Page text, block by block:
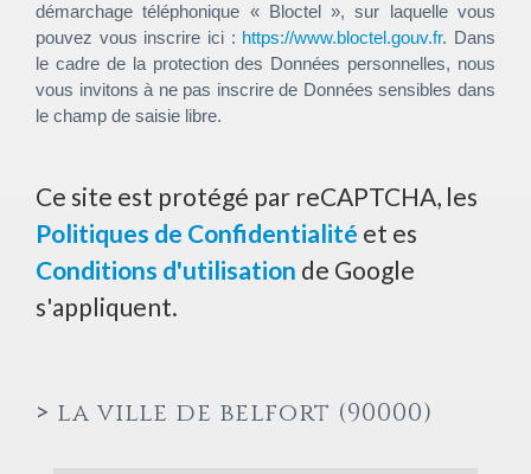
démarchage téléphonique « Bloctel », sur laquelle vous
pouvez vous inscrire ici : https://www.bloctel.gouv.fr. Dans
le cadre de la protection des Données personnelles, nous
vous invitons à ne pas inscrire de Données sensibles dans
le champ de saisie libre.
Ce site est protégé par reCAPTCHA, les
Politiques de Confidentialité et es
Conditions d'utilisation de Google
s'appliquent.
> la ville de belfort (90000)